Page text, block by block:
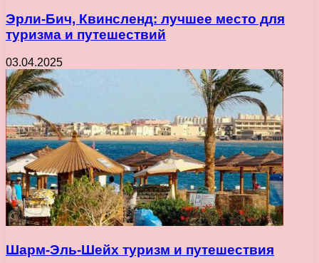
Эрли-Бич, Квинсленд: лучшее место для
туризма и путешествий
03.04.2025
Шарм-Эль-Шейх туризм и путешествия